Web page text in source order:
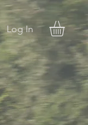
Log In